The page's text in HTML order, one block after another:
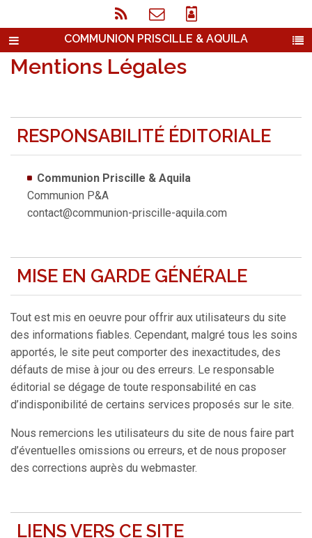
COMMUNION PRISCILLE & AQUILA
Mentions Légales
RESPONSABILITÉ ÉDITORIALE
Communion Priscille & Aquila
Communion P&A
contact@communion-priscille-aquila.com
MISE EN GARDE GÉNÉRALE
Tout est mis en oeuvre pour offrir aux utilisateurs du site
des informations fiables. Cependant, malgré tous les soins
apportés, le site peut comporter des inexactitudes, des
défauts de mise à jour ou des erreurs. Le responsable
éditorial se dégage de toute responsabilité en cas
d’indisponibilité de certains services proposés sur le site.
Nous remercions les utilisateurs du site de nous faire part
d’éventuelles omissions ou erreurs, et de nous proposer
des corrections auprès du webmaster.
LIENS VERS CE SITE